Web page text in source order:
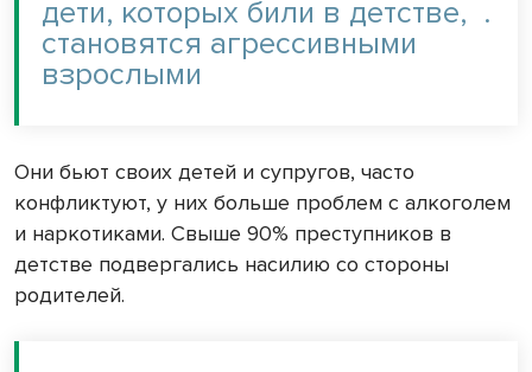
дети, которых били в детстве,
становятся агрессивными
взрослыми
.
Они бьют своих детей и супругов, часто
конфликтуют, у них больше проблем с алкоголем
и наркотиками. Свыше 90% преступников в
детстве подвергались насилию со стороны
родителей.